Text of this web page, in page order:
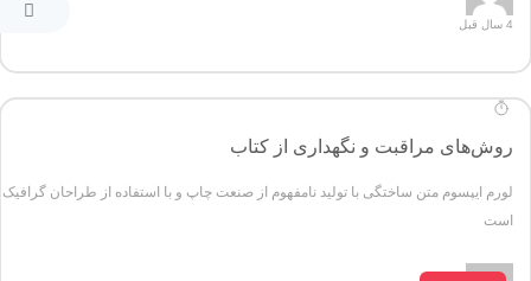
4 سال قبل
روش‌های مراقبت و نگهداری از کتاب
لورم ایپسوم متن ساختگی با تولید نامفهوم از صنعت چاپ و با استفاده از طراحان گرافیک
است